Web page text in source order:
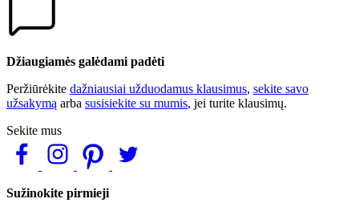
Džiaugiamės galėdami padėti
Peržiūrėkite dažniausiai užduodamus klausimus, sekite savo
užsakymą arba susisiekite su mumis, jei turite klausimų.
Sekite mus
Sužinokite pirmieji